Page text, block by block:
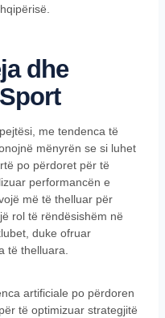
dhe
me tendenca të
mënyrën se si luhet
po përdoret për të
performancën e
më të thelluar për
rol të rëndësishëm në
duke ofruar
të thelluara.
artificiale po përdoren
të optimizuar strategjitë